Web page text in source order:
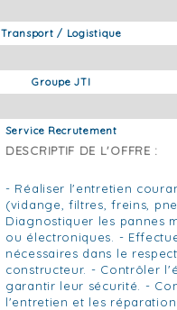
Transport / Logistique
Groupe JTI
Service Recrutement
DESCRIPTIF DE L'OFFRE :
- Réaliser l'entretien
(vidange, filtres, freins,
Diagnostiquer les pannes
ou électroniques. -
nécessaires dans le
constructeur. - Contrôler
garantir leur sécurité. -
l'entretien et les